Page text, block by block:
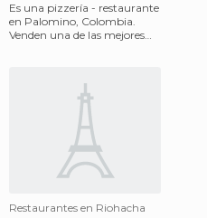
Es una pizzería - restaurante
en Palomino, Colombia.
Venden una de las mejores
Restaurantes en Riohacha